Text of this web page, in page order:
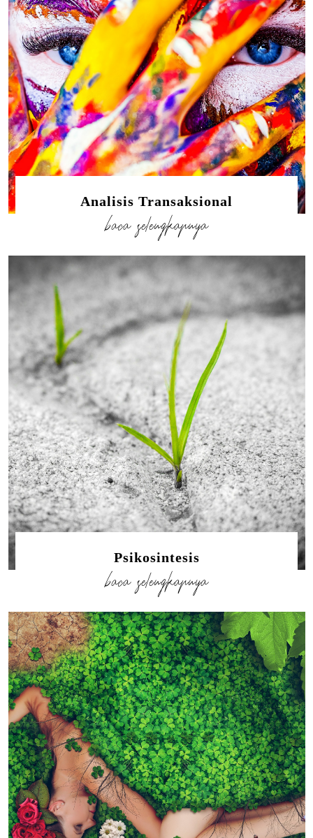
Analisis Transaksional
baca selengkapnya
Psikosintesis
baca selengkapnya